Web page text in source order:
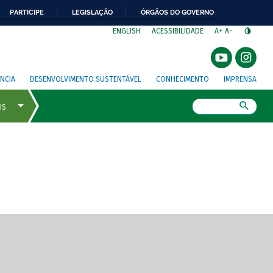
PARTICIPE LEGISLAÇÃO ÓRGÃOS DO GOVERNO
ENGLISH ACESSIBILIDADE A+ A-
DESENVOLVIMENTO SUSTENTÁVEL CONHECIMENTO IMPRENSA
de tela